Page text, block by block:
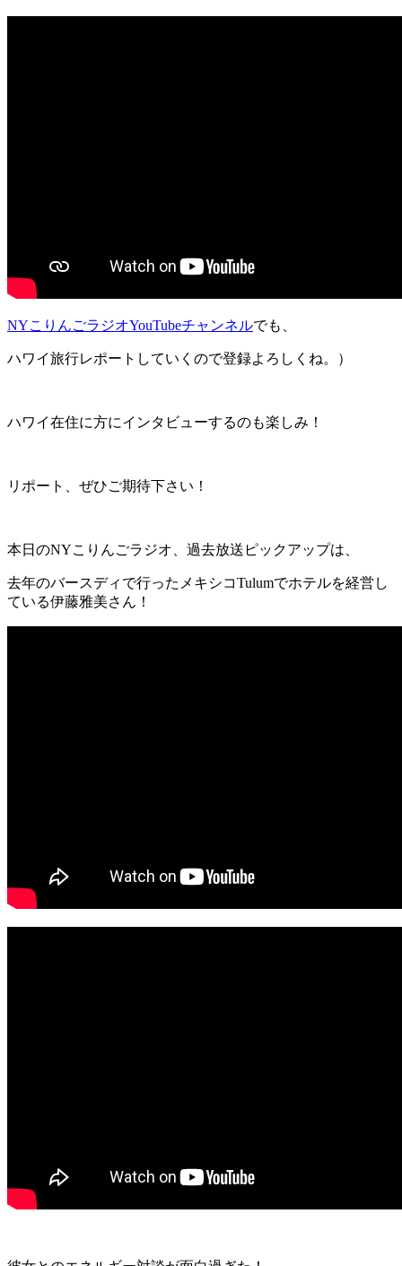
NYこりんごラジオYouTubeチャンネルでも、
ハワイ旅行レポートしていくので登録よろしくね。）
ハワイ在住に方にインタビューするのも楽しみ！
リポート、ぜひご期待下さい！
本日のNYこりんごラジオ、過去放送ピックアップは、
去年のバースディで行ったメキシコTulumでホテルを経営し
ている伊藤雅美さん！